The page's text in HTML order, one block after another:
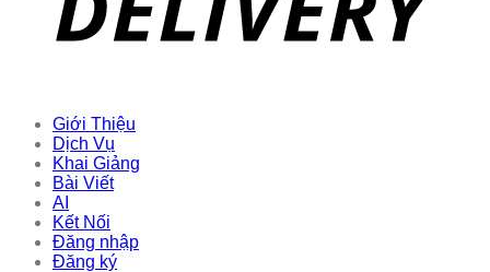
Giới Thiệu
Dịch Vụ
Khai Giảng
Bài Viết
AI
Kết Nối
Đăng nhập
Đăng ký